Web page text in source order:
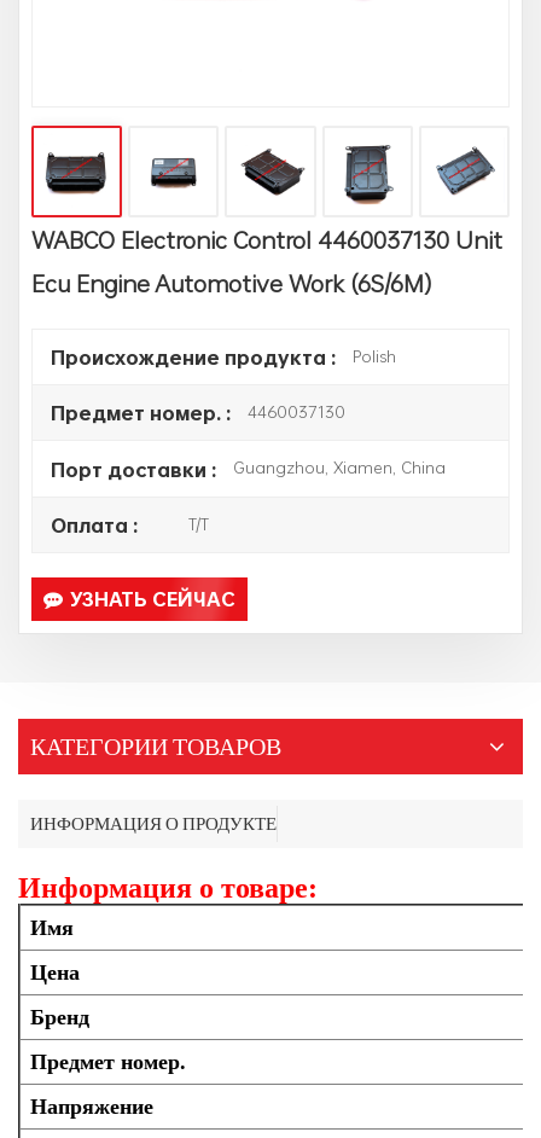
WABCO Electronic Control 4460037130 Unit
Ecu Engine Automotive Work (6S/6M)
Происхождение продукта : Polish
Предмет номер. : 4460037130
Порт доставки : Guangzhou, Xiamen, China
Оплата : T/T
УЗНАТЬ СЕЙЧАС
КАТЕГОРИИ ТОВАРОВ
ИНФОРМАЦИЯ О ПРОДУКТЕ
Информация о товаре:
Имя
Цена
Бренд
Предмет номер.
Напряжение